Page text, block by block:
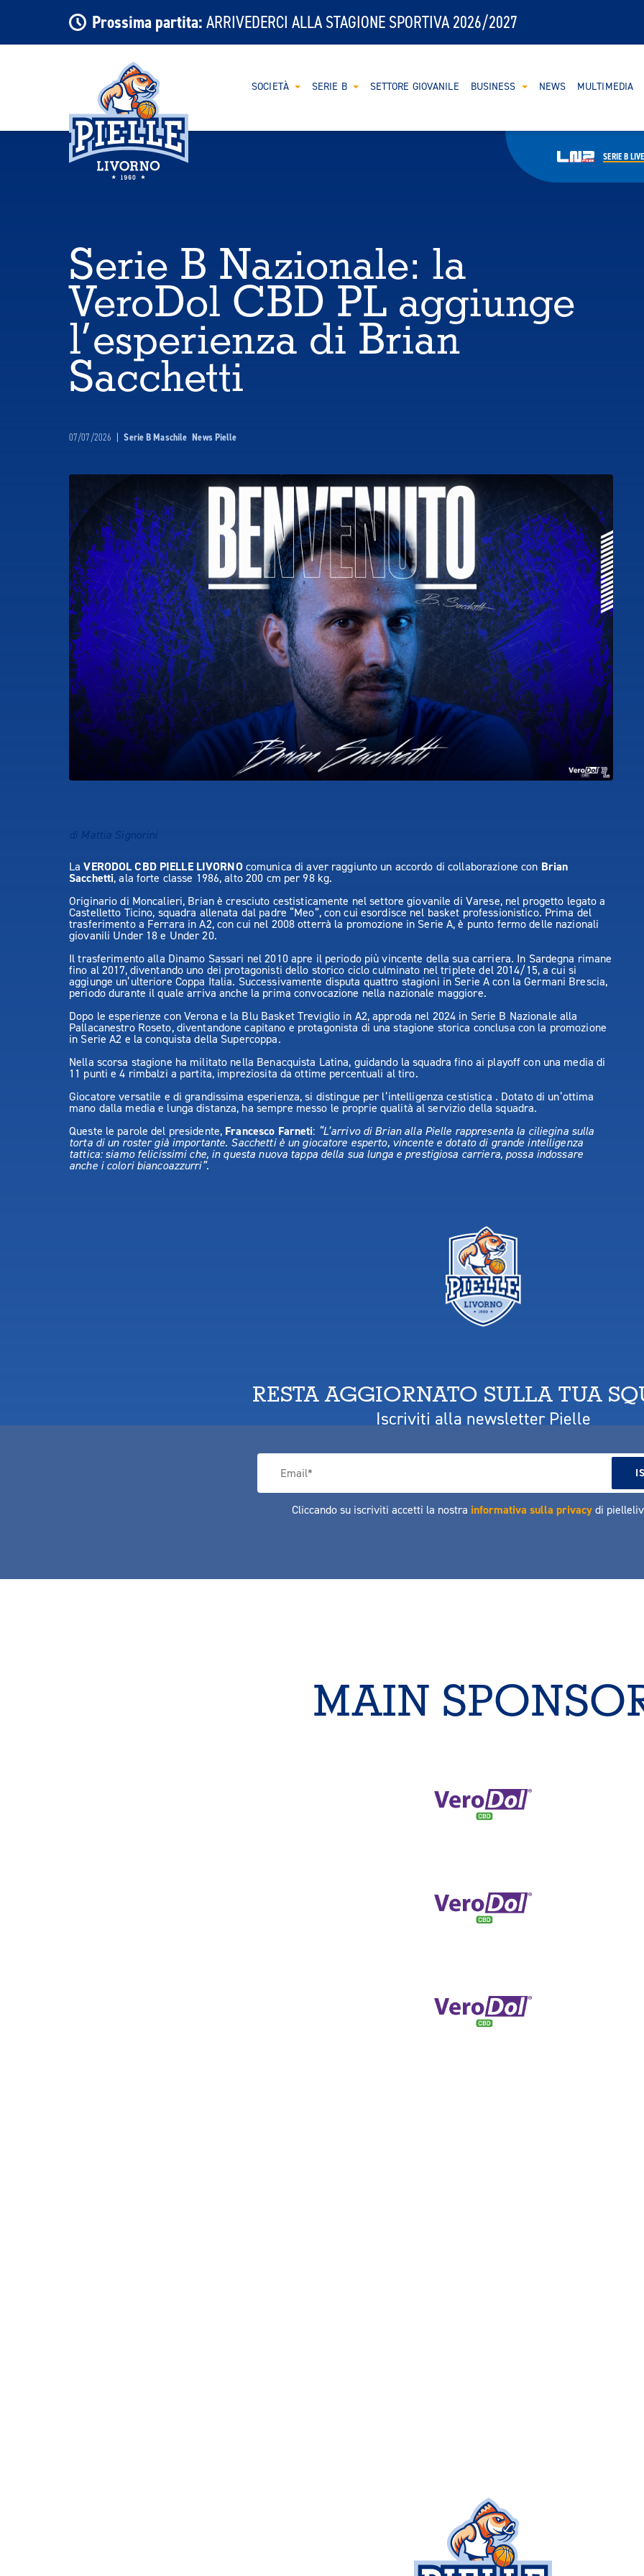
Prossima partita:ARRIVEDERCI ALLA STAGIONE SPORTIVA 2026/2027
SOCIETÀ SERIE B SETTORE GIOVANILE BUSINESS NEWS MULTIMEDIA
SERIE B
Serie B Nazionale: la
VeroDol CBD PL aggiunge
l’esperienza di Brian
Sacchetti
07/07/2026 | Serie B Maschile News Pielle
di Mattia Signorini
LaVERODOL CBD PIELLE LIVORNOcomunica di aver raggiunto un accordo di collaborazione con Brian
Sacchetti, ala forte classe 1986, alto 200 cm per 98 kg.
Originario di Moncalieri, Brian è cresciuto cestisticamente nel settore giovanile di Varese, nel progetto legato a
Castelletto Ticino, squadra allenata dal padre “Meo”, con cui esordisce nel basket professionistico. Prima del
trasferimento a Ferrara in A2, con cui nel 2008 otterrà la promozione in Serie A, è punto fermo delle nazionali
giovanili Under 18 e Under 20.
Il trasferimento alla Dinamo Sassari nel 2010 apre il periodo più vincente della sua carriera. In Sardegna rimane
fino al 2017, diventando uno dei protagonisti dello storico ciclo culminato nel triplete del 2014/15, a cui si
aggiunge un’ulteriore Coppa Italia. Successivamente disputa quattro stagioni in Serie A con la Germani Brescia,
periodo durante il quale arriva anche la prima convocazione nella nazionale maggiore.
Dopo le esperienze con Verona e la Blu Basket Treviglio in A2, approda nel 2024 in Serie B Nazionale alla
Pallacanestro Roseto, diventandone capitano e protagonista di una stagione storica conclusa con la promozione
in Serie A2 e la conquista della Supercoppa.
Nella scorsa stagione ha militato nella Benacquista Latina, guidando la squadra fino ai playoff con una media di
11 punti e 4 rimbalzi a partita, impreziosita da ottime percentuali al tiro.
Giocatore versatile e di grandissima esperienza, si distingue per l’intelligenza cestistica . Dotato di un’ottima
mano dalla media e lunga distanza, ha sempre messo le proprie qualità al servizio della squadra.
Queste le parole del presidente, Francesco Farneti: “L’arrivo di Brian alla Pielle rappresenta la ciliegina sulla
torta di un roster già importante. Sacchetti è un giocatore esperto, vincente e dotato di grande intelligenza
tattica: siamo felicissimi che, in questa nuova tappa della sua lunga e prestigiosa carriera, possa indossare
anche i colori biancoazzurri”.
RESTA AGGIORNATO SULLA TUA
Iscriviti alla newsletter Pielle
Cliccando su iscriviti accetti la nostra informativa sulla privacydi
MAIN